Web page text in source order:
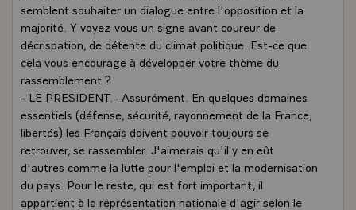
semblent souhaiter un dialogue entre l'opposition et la
majorité. Y voyez-vous un signe avant coureur de
décrispation, de détente du climat politique. Est-ce que
cela vous encourage à développer votre thème du
rassemblement ?
- LE PRESIDENT.- Assurément. En quelques domaines
essentiels (défense, sécurité, rayonnement de la France,
libertés) les Français doivent pouvoir toujours se
retrouver, se rassembler. J'aimerais qu'il y en eût
d'autres comme la lutte pour l'emploi et la modernisation
du pays. Pour le reste, qui est fort important, il
appartient à la représentation nationale d'agir selon le